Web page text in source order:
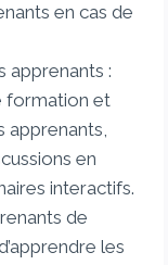
en cas de
apprenants :
formation et
apprenants,
en
interactifs.
de
les